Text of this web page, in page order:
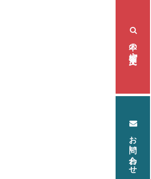
本の検索・注文
お問い合わせ